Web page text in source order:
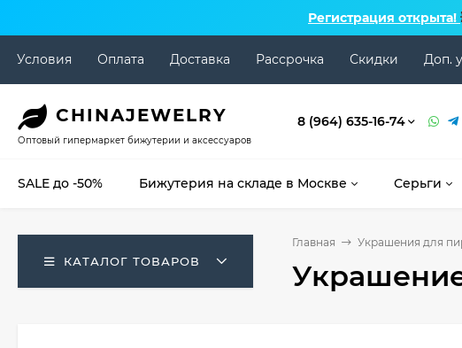
Регистрация открыта!
Условия Оплата Доставка Рассрочка Скидки Доп.
CHINAJEWELRY
Оптовый гипермаркет бижутерии и аксессуаров
8 (964) 635-16-74
SALE до -50% Бижутерия на складе в Москве Серьги
КАТАЛОГ ТОВАРОВ
Главная Украшения для
Украшение